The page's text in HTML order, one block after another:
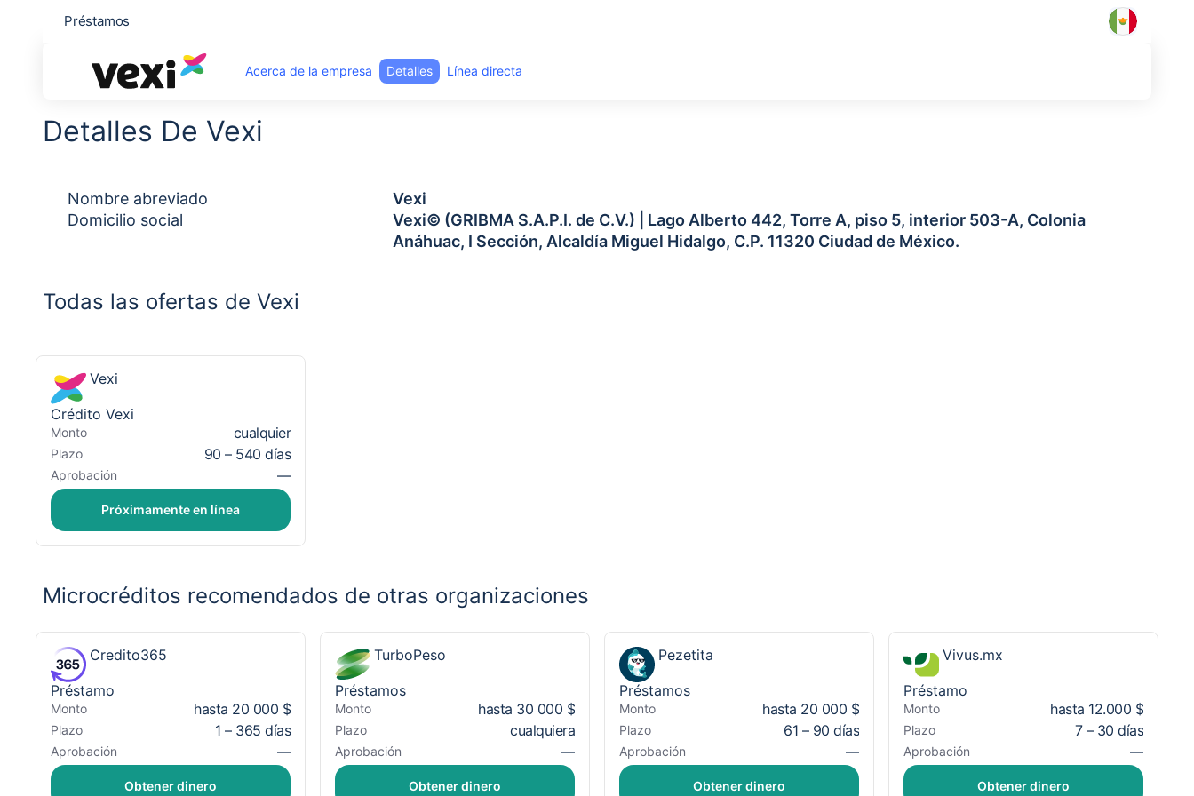
Préstamos
Acerca de la empresa Detalles Línea directa
Detalles De Vexi
Nombre abreviado
Vexi
Domicilio social
Vexi© (GRIBMA S.A.P.I. de C.V.) | Lago Alberto 442, Torre A, piso 5, interior 503-A, Colonia
Anáhuac, I Sección, Alcaldía Miguel Hidalgo, C.P. 11320 Ciudad de México.
Todas las ofertas de Vexi
Vexi
Crédito Vexi
Monto cualquier
Plazo 90 – 540 días
Aprobación —
Próximamente en línea
Microcréditos recomendados de otras organizaciones
Credito365
Préstamo
Monto hasta 20 000 $
Plazo 1 – 365 días
Aprobación —
Obtener dinero
TurboPeso
Préstamos
Monto hasta 30 000 $
Plazo cualquiera
Aprobación —
Obtener dinero
Pezetita
Préstamos
Monto hasta 20 000 $
Plazo 61 – 90 días
Aprobación —
Obtener dinero
Vivus.mx
Préstamo
Monto hasta 12.000 $
Plazo 7 – 30 días
Aprobación —
Obtener dinero